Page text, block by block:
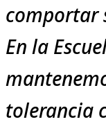
comportar
En la
tolerancia